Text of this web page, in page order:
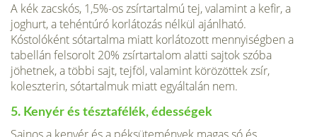
A kék zacskós, 1,5%-os zsírtartalmú tej, valamint a kefir, a
joghurt, a tehéntúró korlátozás nélkül ajánlható.
Kóstolóként sótartalma miatt korlátozott mennyiségben a
tabel­lán felsorolt 20% zsírtartalom alatti sajtok szóba
jöhetnek, a többi sajt, tejföl, valamint körözöttek zsír,
koleszterin, sótartalmuk miatt egyáltalán nem.
5. Kenyér és tésztafélék, édességek